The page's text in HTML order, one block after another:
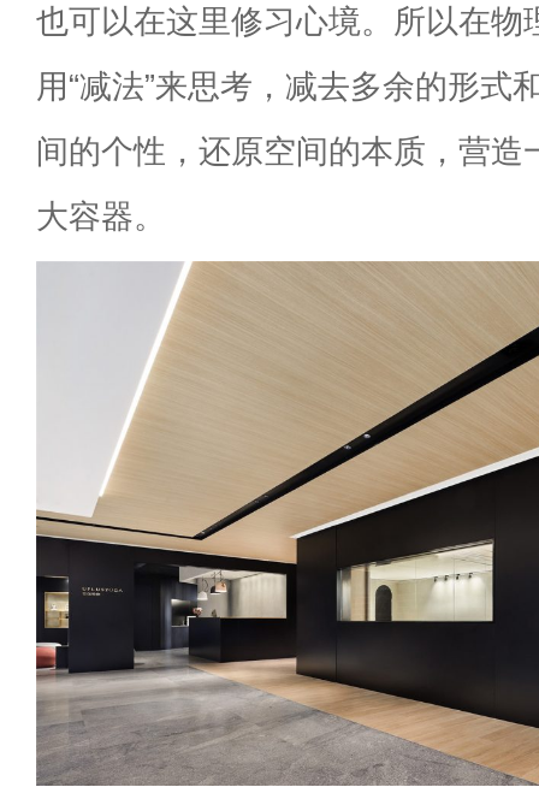
也可以在这里修习心境。所以在物
用“减法”来思考，减去多余的形式
间的个性，还原空间的本质，营造
大容器。